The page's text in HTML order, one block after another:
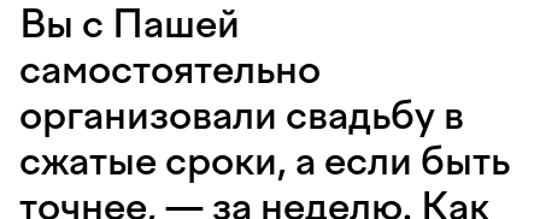
Вы с Пашей
самостоятельно
организовали свадьбу в
сжатые сроки, а если быть
точнее, — за неделю. Как